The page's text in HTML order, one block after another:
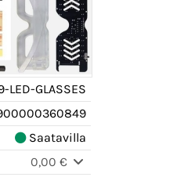
LED-GLASSES
Saatavilla
0,00 €